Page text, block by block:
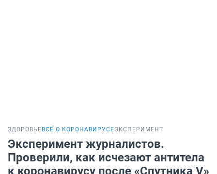
ЗДОРОВЬЕ ВСЁ О КОРОНАВИРУСЕЭКСПЕРИМЕНТ
Эксперимент журналистов.
Проверили, как исчезают антитела
к коронавирусу после «Спутника V»